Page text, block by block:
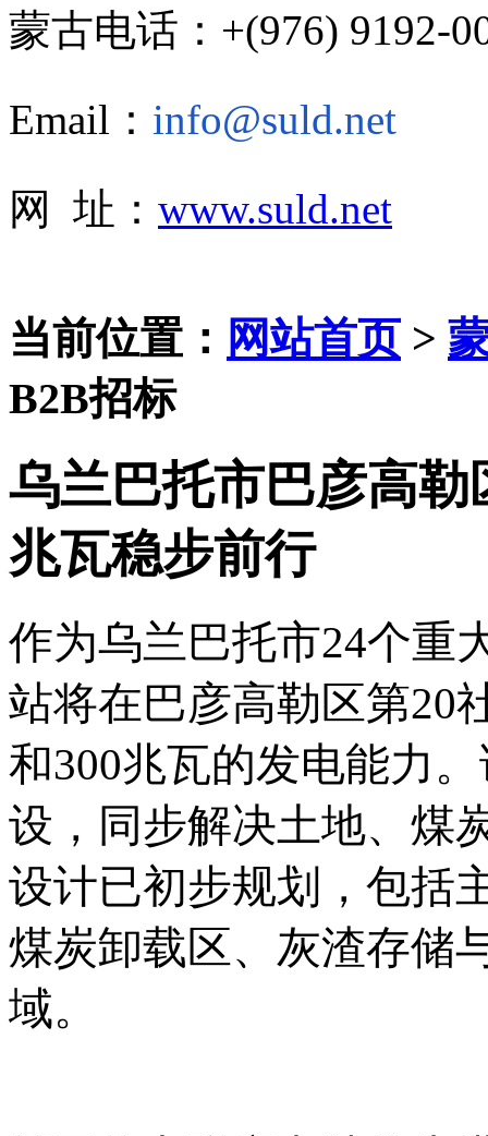
蒙古电话：+(976) 9192-
Email： info@suld.net
网 址： www.suld.net
当前位置： 网站首页>
B2B招标
乌兰巴托市巴彦高勒
兆瓦稳步前行
作为乌兰巴托市24个重
站将在巴彦高勒区第20
和300兆瓦的发电能力
设，同步解决土地、煤
设计已初步规划，包括
煤炭卸载区、灰渣存储
域。